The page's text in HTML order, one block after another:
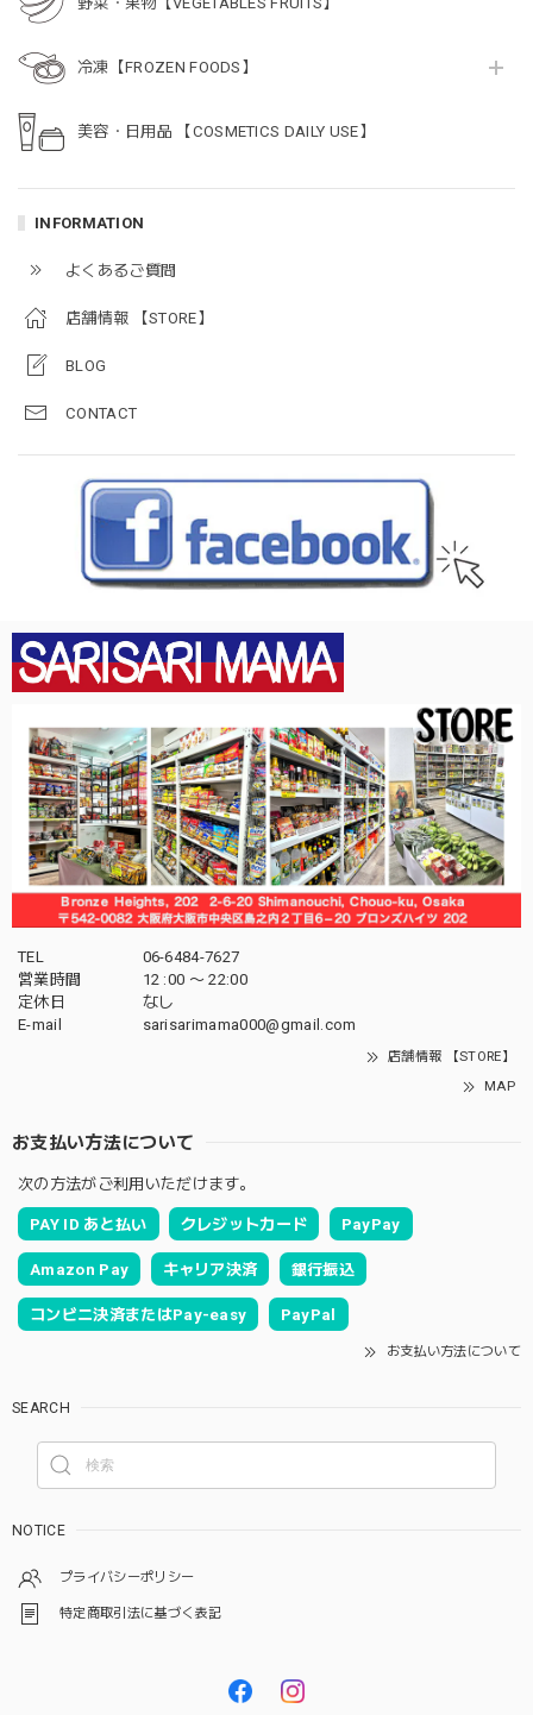
冷凍【FROZEN FOODS】
美容・日用品 【COSMETICS DAILY USE】
INFORMATION
よくあるご質問
店舗情報 【STORE】
BLOG
CONTACT
TEL
06-6484-7627
営業時間
12 :00 〜 22:00
定休日
なし
E-mail
sarisarimama000@gmail.com
店舗情報 【STORE】
MAP
お支払い方法について
次の方法がご利用いただけます。
PAY ID あと払い クレジットカード PayPay
Amazon Pay キャリア決済 銀行振込
コンビニ決済またはPay-easy PayPal
お支払い方法について
SEARCH
NOTICE
プライバシーポリシー
特定商取引法に基づく表記